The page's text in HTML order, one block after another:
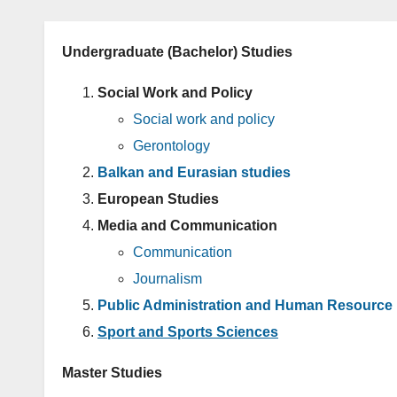
Undergraduate (Bachelor) Studies
Social Work and Policy
Social work and policy
Gerontology
Balkan and Eurasian studies
European Studies
Media and Communication
Communication
Journalism
Public Administration and Human Resource
Sport and Sports Sciences
Master Studies